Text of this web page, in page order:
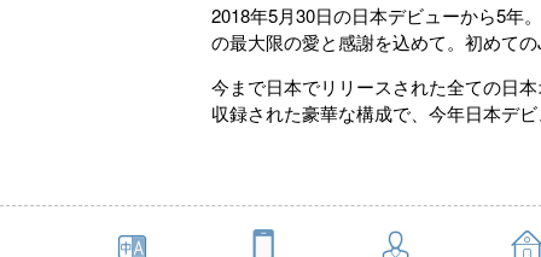
2018年5月30日の日本デビューから5年
の最大限の愛と感謝を込めて。初めて
今まで日本でリリースされた全ての日
収録された豪華な構成で、今年日本デ